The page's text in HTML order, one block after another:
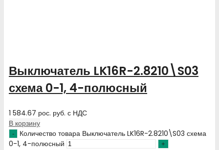
Выключатель LK16R-2.8210\S03
схема 0-1, 4-полюсный
1 584.67 рос. руб. с НДС
В корзину
Количество товара Выключатель LK16R-2.8210\S03 схема
0-1, 4-полюсный